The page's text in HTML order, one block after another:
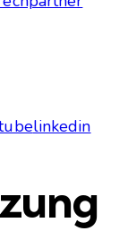
linkedin